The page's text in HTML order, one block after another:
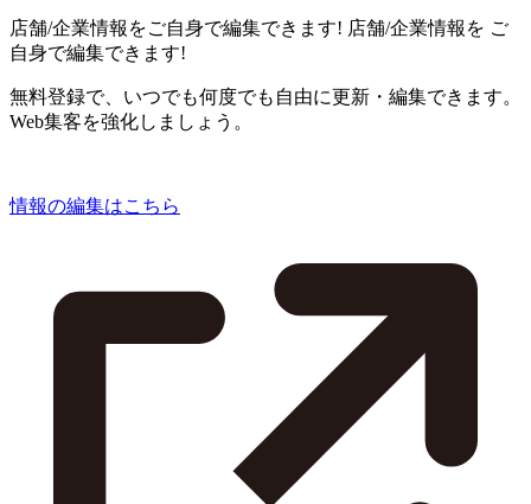
店舗/企業情報をご自身で編集できます! 店舗/企業情報を ご
自身で編集できます!
無料登録で、いつでも何度でも自由に更新・編集できます。
Web集客を強化しましょう。
情報の編集はこちら